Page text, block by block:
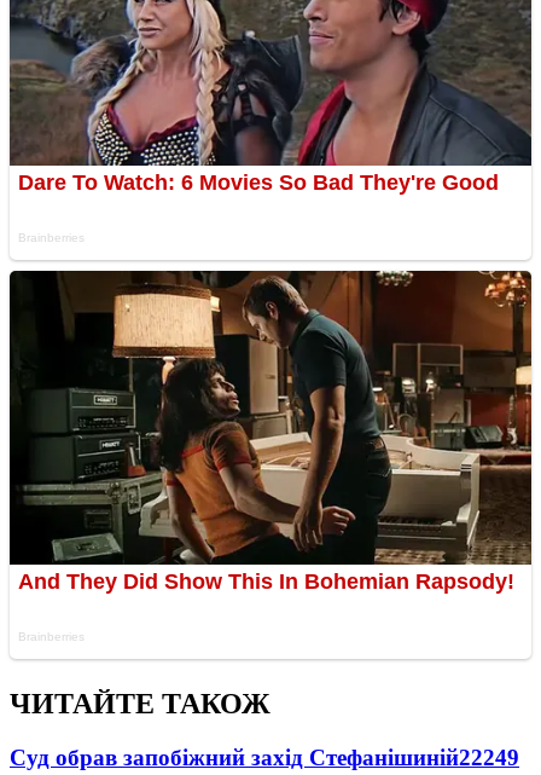
ЧИТАЙТЕ ТАКОЖ
Суд обрав запобіжний захід Стефанішиній22249